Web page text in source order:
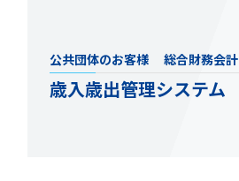
公共団体のお客様 総合財務会計
歳入歳出管理システム